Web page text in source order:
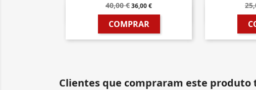
40,00 €36,00 €
COMPRAR
 Vista rápida 
Clientes que compraram este